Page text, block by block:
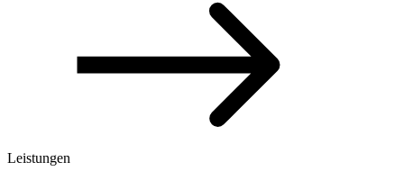
Leistungen